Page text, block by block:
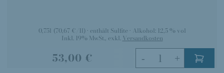
0,75l (70,67 €/1l) enthält Sulfite Alkohol: 12,5 % vol
53,00 €
Inkl. 19% MwSt., exkl. Versandkosten
- +